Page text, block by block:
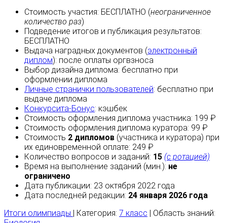
Стоимость участия: БЕСПЛАТНО (неограниченное
количество раз)
Подведение итогов и публикация результатов:
БЕСПЛАТНО
Выдача наградных документов (электронный
диплом): после оплаты оргвзноса
Выбор дизайна диплома: бесплатно при
оформлении диплома
Личные странички пользователей: бесплатно при
выдаче диплома
Конкурсита-Бонус: кэшбек
Стоимость оформления диплома участника: 199 ₽
Стоимость оформления диплома куратора: 99 ₽
Стоимость 2 дипломов (участника и куратора) при
их единовременной оплате: 249 ₽
Количество вопросов и заданий: 15 (с ротацией)
Время на выполнение заданий (мин.): не
ограничено
Дата публикации: 23 октября 2022 года
Дата последней редакции: 24 января 2026 года
Итоги олимпиады
| Категория: 7 класс | Область знаний: